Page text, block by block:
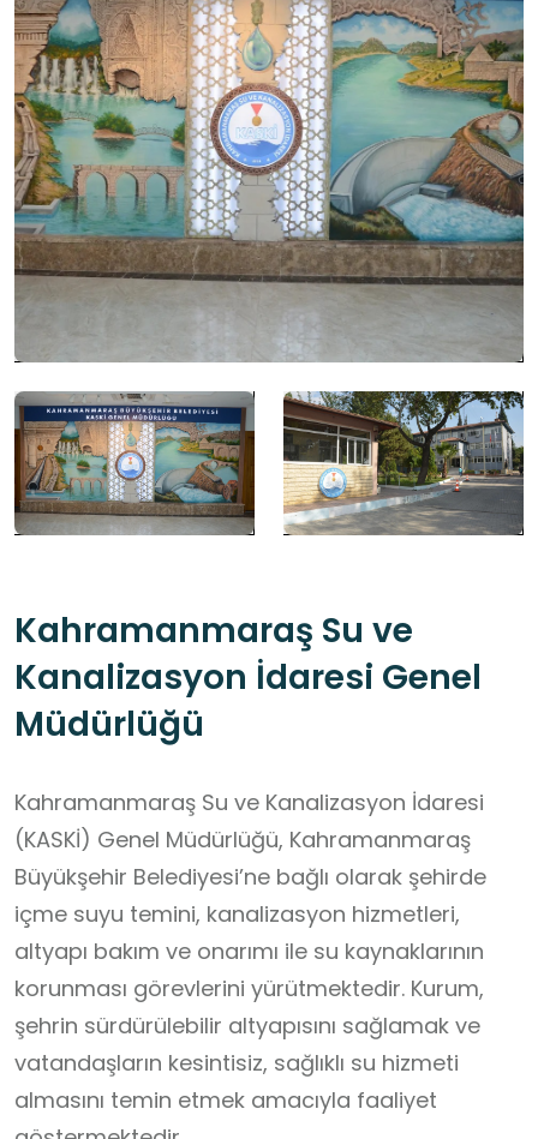
Kahramanmaraş Su ve
Kanalizasyon İdaresi Genel
Müdürlüğü
Kahramanmaraş Su ve Kanalizasyon İdaresi
(KASKİ) Genel Müdürlüğü, Kahramanmaraş
Büyükşehir Belediyesi’ne bağlı olarak şehirde
içme suyu temini, kanalizasyon hizmetleri,
altyapı bakım ve onarımı ile su kaynaklarının
korunması görevlerini yürütmektedir. Kurum,
şehrin sürdürülebilir altyapısını sağlamak ve
vatandaşların kesintisiz, sağlıklı su hizmeti
almasını temin etmek amacıyla faaliyet